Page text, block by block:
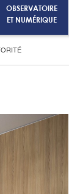
OBSERVATOIRE
ET NUMÉRIQUE